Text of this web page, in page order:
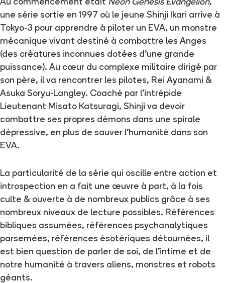
Au commencement était Neon Genesis Evangelion,
une série sortie en 1997 où le jeune Shinji Ikari arrive à
Tokyo-3 pour apprendre à piloter un EVA, un monstre
mécanique vivant destiné à combattre les Anges
(des créatures inconnues dotées d’une grande
puissance). Au cœur du complexe militaire dirigé par
son père, il va rencontrer les pilotes, Rei Ayanami &
Asuka Soryu-Langley. Coaché par l’intrépide
Lieutenant Misato Katsuragi, Shinji va devoir
combattre ses propres démons dans une spirale
dépressive, en plus de sauver l’humanité dans son
EVA.
La particularité de la série qui oscille entre action et
introspection en a fait une œuvre à part, à la fois
culte & ouverte à de nombreux publics grâce à ses
nombreux niveaux de lecture possibles. Références
bibliques assumées, références psychanalytiques
parsemées, références ésotériques détournées, il
est bien question de parler de soi, de l’intime et de
notre humanité à travers aliens, monstres et robots
géants.